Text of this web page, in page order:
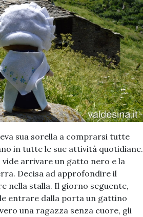
sua sorella a comprarsi tutte
in tutte le sue attività quotidiane.
arrivare un gatto nero e la
Decisa ad approfondire il
nella stalla. Il giorno seguente,
entrare dalla porta un gattino
una ragazza senza cuore, gli